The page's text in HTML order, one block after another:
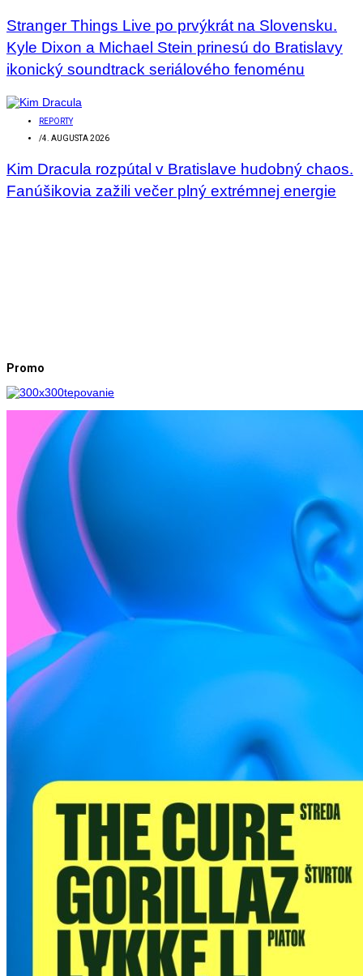
Stranger Things Live po prvýkrát na Slovensku.
Kyle Dixon a Michael Stein prinesú do Bratislavy
ikonický soundtrack seriálového fenoménu
REPORTY
/4. AUGUSTA 2026
Kim Dracula rozpútal v Bratislave hudobný chaos.
Fanúšikovia zažili večer plný extrémnej energie
Promo